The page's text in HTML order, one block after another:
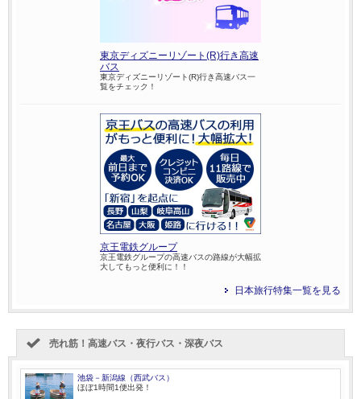
東京ディズニーリゾート(R)行き高速
バス
東京ディズニーリゾート(R)行き高速バス一
覧をチェック！
京王電鉄グループ
京王電鉄グループの高速バスの路線が大幅拡
大してもっと便利に！！
日本旅行特集一覧を見る
売れ筋！高速バス・夜行バス・深夜バス
池袋－新潟線（西武バス）
ほぼ1時間1便出発！